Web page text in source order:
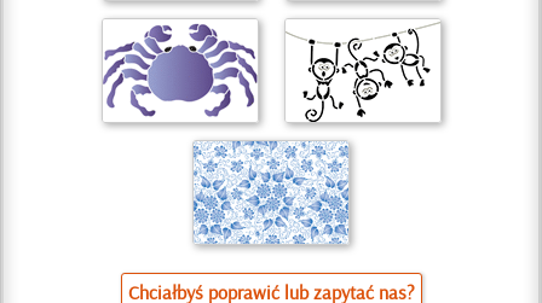
Chciałbyś poprawić lub zapytać nas?